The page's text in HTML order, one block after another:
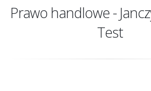
Prawo handlowe -
Test